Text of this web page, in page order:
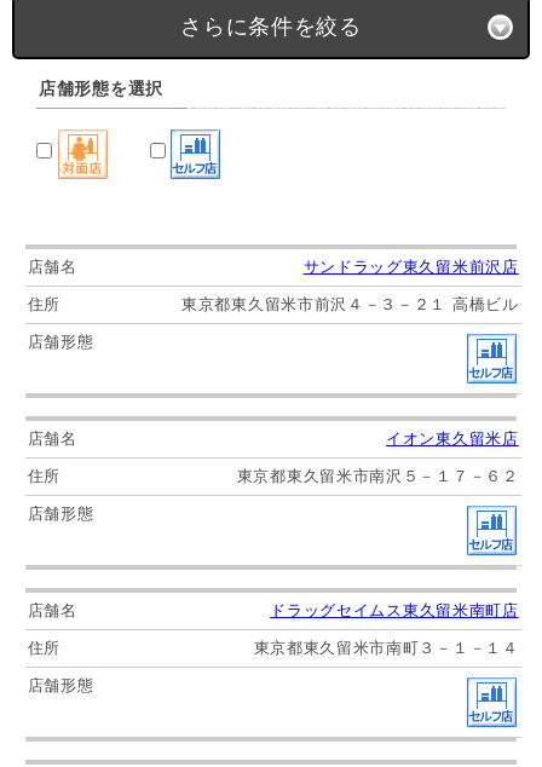
さらに条件を絞る
店舗形態を選択
サンドラッグ東久留米前沢店
東京都東久留米市前沢４－３－２１ 高橋ビル
イオン東久留米店
東京都東久留米市南沢５－１７－６２
ドラッグセイムス東久留米南町店
東京都東久留米市南町３－１－１４